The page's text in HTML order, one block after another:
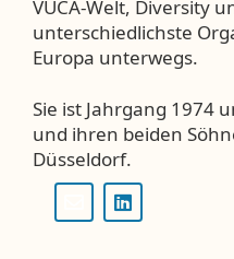
VUCA-Welt, Diversity
unterschiedlichste
Europa unterwegs.
Sie ist Jahrgang 1974
und ihren beiden
Düsseldorf.